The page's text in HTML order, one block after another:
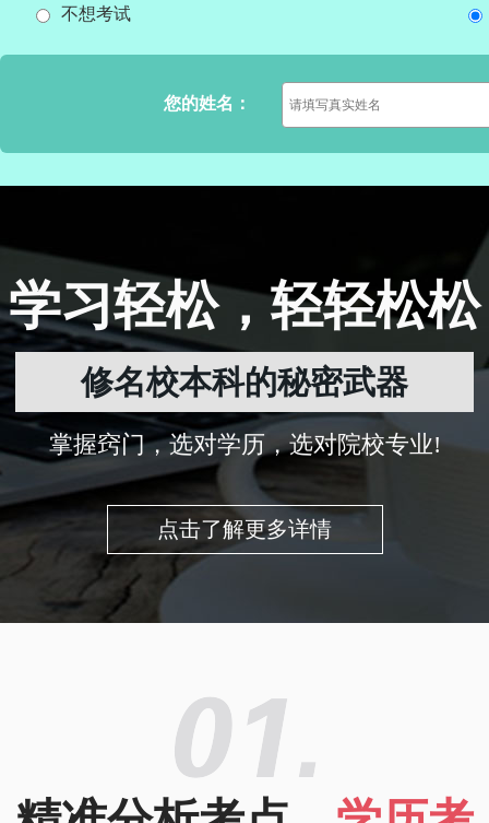
不想考试
您的姓名：
学习轻松，轻轻松松
修名校本科的秘密武器
掌握窍门，选对学历，选对院校专业!
点击了解更多详情